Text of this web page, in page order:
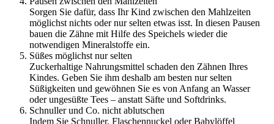
Sorgen Sie dafür, dass Ihr Kind zwischen den Mahlzeiten
möglichst nichts oder nur selten etwas isst. In diesen Pausen
bauen die Zähne mit Hilfe des Speichels wieder die
notwendigen Mineralstoffe ein.
Süßes möglichst nur selten
Zuckerhaltige Nahrungsmittel schaden den Zähnen Ihres
Kindes. Geben Sie ihm deshalb am besten nur selten
Süßigkeiten und gewöhnen Sie es von Anfang an Wasser
oder ungesüßte Tees – anstatt Säfte und Softdrinks.
Schnuller und Co. nicht ablutschen
Indem Sie Schnuller, Flaschennuckel oder Babylöffel